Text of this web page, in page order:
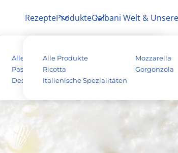
Rezepte
Alle Rezepte Antipasti
Pasta & Aufläufe
Dessert
Tiramisu Vegetarisch
Produkte
Alle Produkte Mozzarella
Ricotta
Gorgonzola
Italienische Spezialitäten
Galbani Welt &